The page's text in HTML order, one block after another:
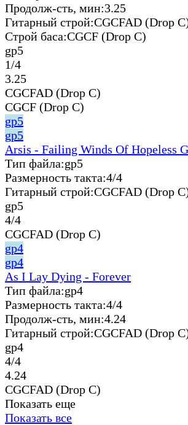
Продолж-сть, мин:3.25
Гитарный строй:CGCFAD (Drop
Строй баса:CGCF (Drop C)
gp5
1/4
3.25
CGCFAD (Drop C)
CGCF (Drop C)
gp5
gp5
Arsis - Failing Winds Of Hopeless
Тип файла:gp5
Размерность такта:4/4
Гитарный строй:CGCFAD (Drop
gp5
4/4
CGCFAD (Drop C)
gp4
gp4
As I Lay Dying - Forever
Тип файла:gp4
Размерность такта:4/4
Продолж-сть, мин:4.24
Гитарный строй:CGCFAD (Drop
gp4
4/4
4.24
CGCFAD (Drop C)
Показать еще
Показать все